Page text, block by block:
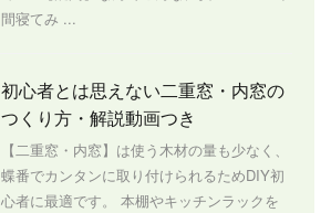
間寝てみ ...
初心者とは思えない二重窓・内窓の
つくり方・解説動画つき
【二重窓・内窓】は使う木材の量も少なく、
蝶番でカンタンに取り付けられるためDIY初
心者に最適です。 本棚やキッチンラックを